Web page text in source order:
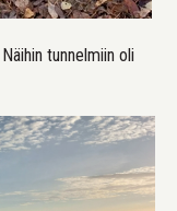
tunnelmiin oli